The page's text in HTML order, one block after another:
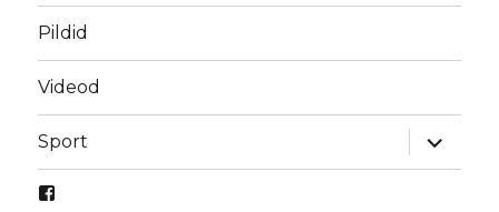
Pildid
Videod
Sport
laienda